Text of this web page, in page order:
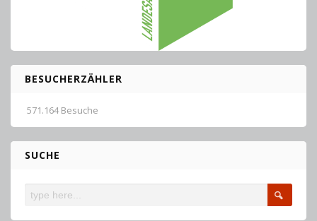
BESUCHERZÄHLER
571.164 Besuche
SUCHE